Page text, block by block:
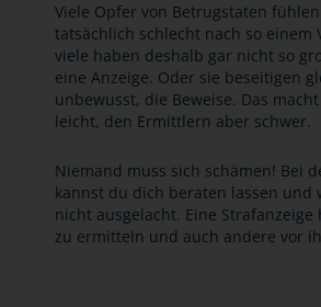
Viele Opfer von Betrugstaten
tatsächlich schlecht nach so einem
viele haben deshalb gar nicht so
eine Anzeige. Oder sie beseitigen
unbewusst, die Beweise. Das
leicht, den Ermittlern aber schwer.
Niemand muss sich schämen! Bei
kannst du dich beraten lassen und
nicht ausgelacht. Eine
zu ermitteln und auch andere vor